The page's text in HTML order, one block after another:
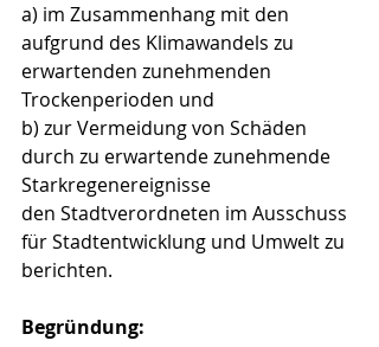
a) im Zusammenhang mit den
aufgrund des Klimawandels zu
erwartenden zunehmenden
Trockenperioden und
b) zur Vermeidung von Schäden
durch zu erwartende zunehmende
Starkregenereignisse
den Stadtverordneten im Ausschuss
für Stadtentwicklung und Umwelt zu
berichten.
Begründung: